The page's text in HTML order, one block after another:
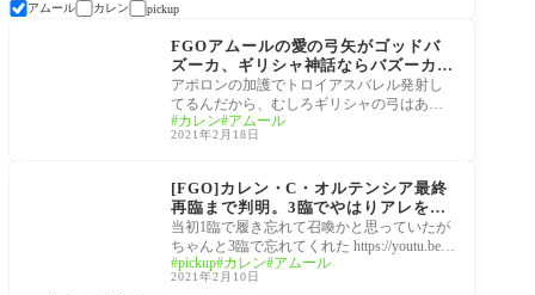
アムール
カレン pickup
サン・バレンティー
FGOアムールの愛の弓矢がゴッドバ
ズーカ、ギリシャ神話ならバズーカく
らいありそうな気がしてきた。
アポロンの加護でトロイアスバレル発射し
てるんだから、むしろギリシャの弓はあれ
くらい普通なのでは…？
カレン アムール
2021年2月18日
[FGO]カレン・C・オルテンシア最終
再臨まで判明。3臨でやはりアレを忘
れてきてくれたッ！
当初1臨で履き忘れて召喚かと思っていたが
ちゃんと3臨で忘れてくれた https://youtu.be/3
5wU4Be-asE
pickup カレン アムール
2021年2月10日